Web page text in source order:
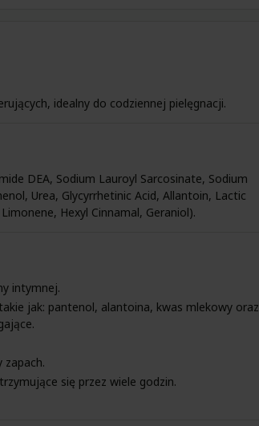
idealny do codziennej pielęgnacji.
DEA, Sodium Lauroyl Sarcosinate, Sodium
Urea, Glycyrrhetinic Acid, Allantoin, Lactic
Hexyl Cinnamal, Geraniol).
intymnej.
jak: pantenol, alantoina, kwas mlekowy oraz
zapach.
się przez wiele godzin.